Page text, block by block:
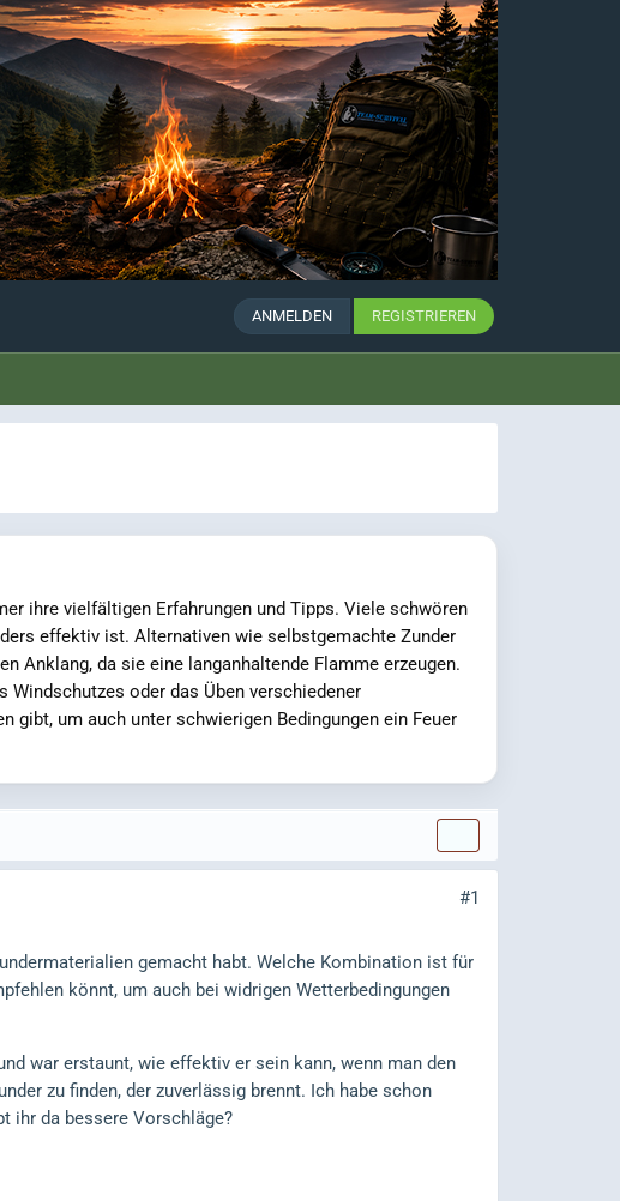
ANMELDEN REGISTRIEREN
ihre vielfältigen Erfahrungen und Tipps. Viele schwören
effektiv ist. Alternativen wie selbstgemachte Zunder
Anklang, da sie eine langanhaltende Flamme erzeugen.
Windschutzes oder das Üben verschiedener
gibt, um auch unter schwierigen Bedingungen ein Feuer
#1
gemacht habt. Welche Kombination ist für
könnt, um auch bei widrigen Wetterbedingungen
war erstaunt, wie effektiv er sein kann, wenn man den
zu finden, der zuverlässig brennt. Ich habe schon
ihr da bessere Vorschläge?